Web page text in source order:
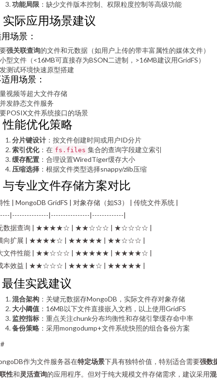
功能局限 ：缺少文件版本控制、权限粒度控制等高级功能
实际应用场景建议
场景：
强关联查询的文件和元数据（如用户上传的带丰富属性的媒体文件）
型文件（<16MB可直接存为BSON二进制，>16MB建议用GridFS）
测试环境快速原型搭建
用场景：
视频等超大文件存储
发静态文件服务
POSIX文件系统接口的场景
性能优化策略
分片键设计 ：按文件创建时间或用户ID分片
索引优化：在 fs.files 集合的查询字段建立索引
缓存配置 ：合理设置WiredTiger缓存大小
压缩选择 ：根据文件类型选择snappy/zlib压缩
与专业文件存储方案对比
性 | MongoDB GridFS | 对象存储（如S3） | 传统文件系统 |
|---------------|----------------|-------------|
数据查询 | ★★★★☆ | ★★☆☆☆ | ★☆☆☆☆ |
向扩展 | ★★★★☆ | ★★★★★ | ★★☆☆☆ |
文件性能 | ★★☆☆☆ | ★★★★★ | ★★★★☆ |
本效益 | ★★☆☆☆ | ★★★★☆ | ★★★★★ |
最佳实践建议
混合架构 ：关键元数据存MongoDB，实际文件存对象存储
大小阈值 ：16MB以下文件直接嵌入文档，以上使用GridFS
监控指标 ：重点关注chunk分布均衡性和存储引擎缓存命中率
备份策略 ：采用mongodump+文件系统快照的组合备份方案
作为文件服务器在特定场景下具有独特价值，特别适合需要强数
性和灵活查询的应用程序。但对于纯大规模文件存储需求，建议采用